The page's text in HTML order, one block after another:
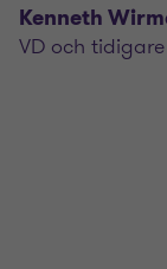
Kenneth
VD och